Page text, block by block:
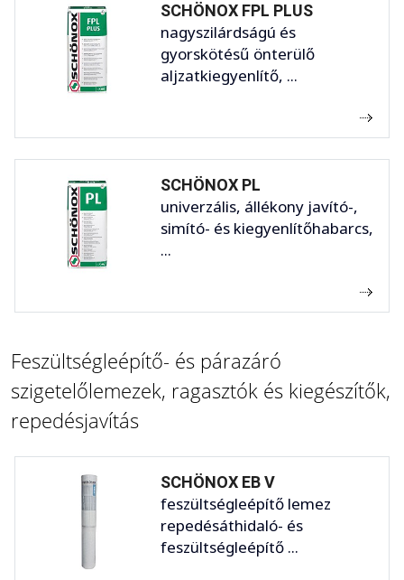
SCHÖNOX FPL PLUS
nagyszilárdságú és
gyorskötésű önterülő
aljzatkiegyenlítő, ...
SCHÖNOX PL
univerzális, állékony javító-,
simító- és kiegyenlítőhabarcs,
...
Feszültségleépítő- és párazáró
szigetelőlemezek, ragasztók és kiegészítők,
repedésjavítás
SCHÖNOX EB V
feszültségleépítő lemez
repedésáthidaló- és
feszültségleépítő ...